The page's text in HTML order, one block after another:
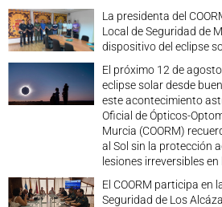
La presidenta del
Local de Seguridad de
dispositivo del eclipse
El próximo 12 de
eclipse solar desde
este acontecimiento
Oficial de Ópticos-
Murcia (COORM)
al Sol sin la protección
lesiones irreversibles en
El COORM participa en
Seguridad de Los